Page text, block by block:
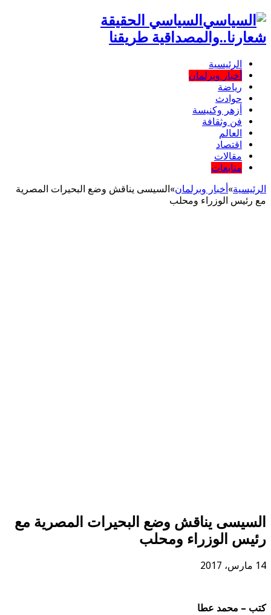
السياسي الحقيقة
شعارنا..والمصداقية طريقنا
الرئيسية
أخبار وبرلمان
رياضة
حوادث
أزهر وكنيسة
فن وثقافة
العالم
اقتصاد
مقالات
متابعات
الرئيسية»أخبار وبرلمان»السيسى يناقش وضع البحيرات المصرية
مع رئيس الوزراء ومحلب
السيسى يناقش وضع البحيرات المصرية مع
رئيس الوزراء ومحلب
14 مارس، 2017
كتب – محمد عطا